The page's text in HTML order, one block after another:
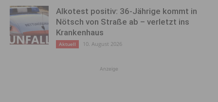
Alkotest positiv: 36-Jährige kommt in
Nötsch von Straße ab – verletzt ins
Krankenhaus
Aktuell 10. August 2026
Anzeige